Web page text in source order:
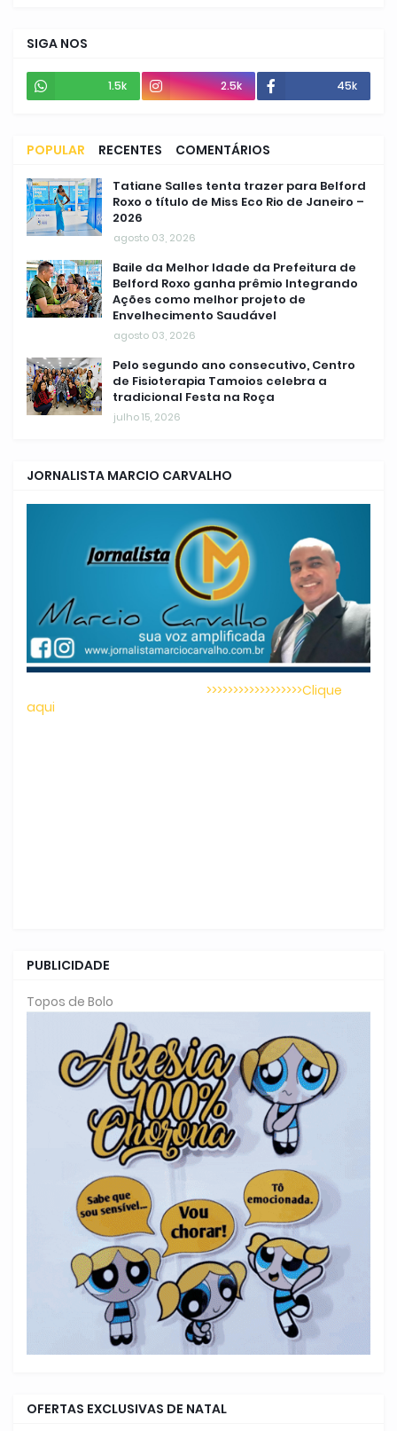
SIGA NOS
1.5k 2.5k 45k
POPULAR RECENTES COMENTÁRIOS
Tatiane Salles tenta trazer para Belford
Roxo o título de Miss Eco Rio de Janeiro –
2026
agosto 03, 2026
Baile da Melhor Idade da Prefeitura de
Belford Roxo ganha prêmio Integrando
Ações como melhor projeto de
Envelhecimento Saudável
agosto 03, 2026
Pelo segundo ano consecutivo, Centro
de Fisioterapia Tamoios celebra a
tradicional Festa na Roça
julho 15, 2026
JORNALISTA MARCIO CARVALHO
>>>>>>>>>>>>>>>>>>Clique
aqui
PUBLICIDADE
Topos de Bolo
OFERTAS EXCLUSIVAS DE NATAL